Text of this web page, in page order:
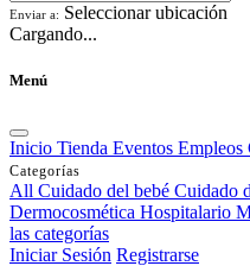
Enviar a: Seleccionar ubicación
Cargando...
Menú
Inicio Tienda Eventos Empleos
Categorías
All Cuidado del bebé Cuidado
Dermocosmética Hospitalario
las categorías
Iniciar Sesión Registrarse